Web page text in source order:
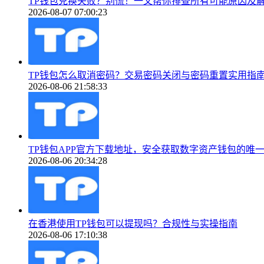
2026-08-07 07:00:23
TP钱包怎么取消密码？交易密码关闭与密码重置实用指
2026-08-06 21:58:33
TP钱包APP官方下载地址，安全获取数字资产钱包的唯
2026-08-06 20:34:28
在香港使用TP钱包可以提现吗？合规性与实操指南
2026-08-06 17:10:38